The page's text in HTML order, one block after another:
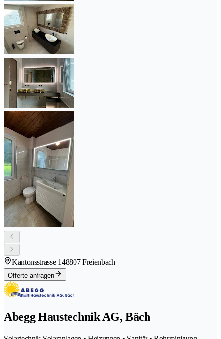
Kantonsstrasse 148807 Freienbach
Offerte anfragen
Abegg Haustechnik AG, Bäch